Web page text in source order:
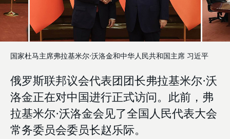
国家杜马主席弗拉基米尔·沃洛金和中华人民共和国主席 习近平
俄罗斯联邦议会代表团团长弗拉基米尔·沃
洛金正在对中国进行正式访问。此前，弗
拉基米尔·沃洛金会见了全国人民代表大会
常务委员会委员长赵乐际。